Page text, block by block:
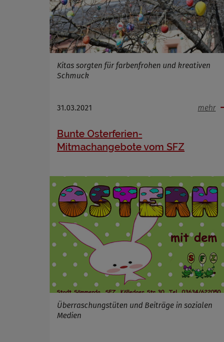
Kitas sorgten für farbenfrohen und kreativen
Schmuck
31.03.2021 mehr
Bunte Osterferien-
Mitmachangebote vom SFZ
Überraschungstüten und Beiträge in sozialen
Medien